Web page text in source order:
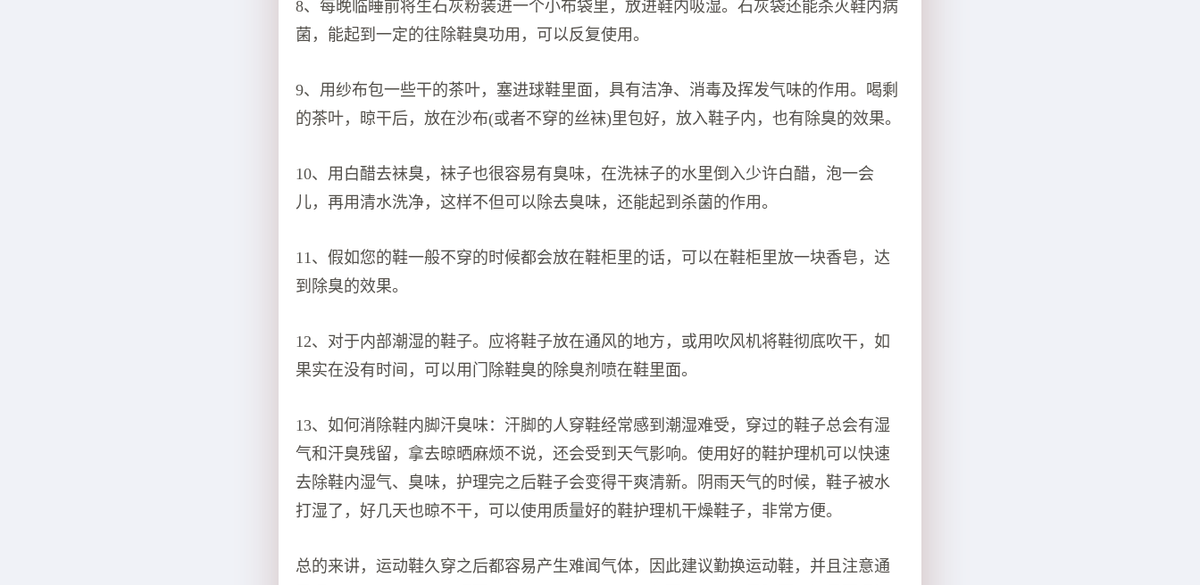
8、每晚临睡前将生石灰粉装进一个小布袋里，放进鞋内吸湿。石灰袋还能杀灭鞋内病
菌，能起到一定的往除鞋臭功用，可以反复使用。
9、用纱布包一些干的茶叶，塞进球鞋里面，具有洁净、消毒及挥发气味的作用。喝剩
的茶叶，晾干后，放在沙布(或者不穿的丝袜)里包好，放入鞋子内，也有除臭的效果。
10、用白醋去袜臭，袜子也很容易有臭味，在洗袜子的水里倒入少许白醋，泡一会
儿，再用清水洗净，这样不但可以除去臭味，还能起到杀菌的作用。
11、假如您的鞋一般不穿的时候都会放在鞋柜里的话，可以在鞋柜里放一块香皂，达
到除臭的效果。
12、对于内部潮湿的鞋子。应将鞋子放在通风的地方，或用吹风机将鞋彻底吹干，如
果实在没有时间，可以用门除鞋臭的除臭剂喷在鞋里面。
13、如何消除鞋内脚汗臭味：汗脚的人穿鞋经常感到潮湿难受，穿过的鞋子总会有湿
气和汗臭残留，拿去晾晒麻烦不说，还会受到天气影响。使用好的鞋护理机可以快速
去除鞋内湿气、臭味，护理完之后鞋子会变得干爽清新。阴雨天气的时候，鞋子被水
打湿了，好几天也晾不干，可以使用质量好的鞋护理机干燥鞋子，非常方便。
总的来讲，运动鞋久穿之后都容易产生难闻气体，因此建议勤换运动鞋，并且注意通